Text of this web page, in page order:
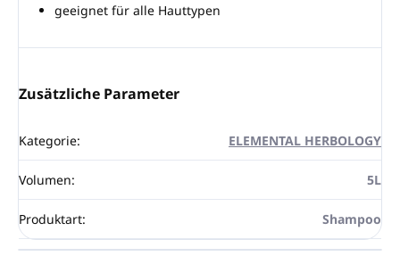
geeignet für alle Hauttypen
Zusätzliche Parameter
Kategorie: ELEMENTAL HERBOLOGY
Volumen: 5L
Produktart: Shampoo